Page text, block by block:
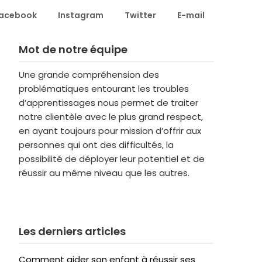
Instagram Twitter E-mail
Mot de notre équipe
Une grande compréhension des
problématiques entourant les troubles
d’apprentissages nous permet de traiter
notre clientèle avec le plus grand respect,
en ayant toujours pour mission d’offrir aux
personnes qui ont des difficultés, la
possibilité de déployer leur potentiel et de
réussir au même niveau que les autres.
Les derniers articles
Comment aider son enfant à réussir ses